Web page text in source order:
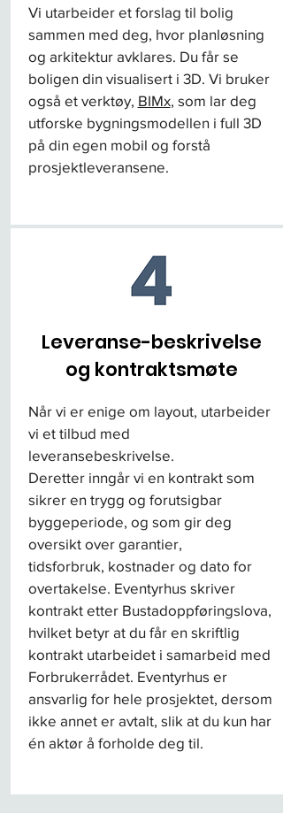
Vi utarbeider et forslag til bolig
sammen med deg, hvor planløsning
og arkitektur avklares. Du får se
boligen din visualisert i 3D. Vi bruker
også et verktøy, BIMx, som lar deg
utforske bygningsmodellen i full 3D
på din egen mobil og forstå
prosjektleveransene.
Leveranse-beskrivelse
og kontraktsmøte
Når vi er enige om layout, utarbeider
vi et tilbud med
leveransebeskrivelse.
Deretter inngår vi en kontrakt som
sikrer en trygg og forutsigbar
byggeperiode, og som gir deg
oversikt over garantier,
tidsforbruk, kostnader og dato for
overtakelse. Eventyrhus skriver
kontrakt etter Bustadoppføringslova,
hvilket betyr at du får en skriftlig
kontrakt utarbeidet i samarbeid med
Forbrukerrådet. Eventyrhus er
ansvarlig for hele prosjektet, dersom
ikke annet er avtalt, slik at du kun har
én aktør å forholde deg til.